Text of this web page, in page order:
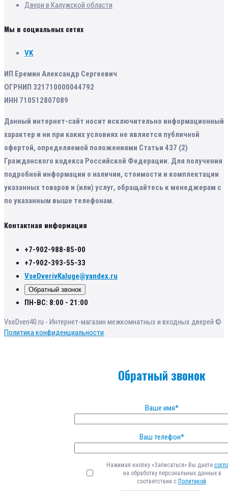
Двери в Калужской области
Мы в социальных сетях
VK
ИП Еремин Александр Сергеевич
ОГРНИП 321710000044792
ИНН 710512807089
Данный интернет-сайт носит исключительно информационный
характер и ни при каких условиях не является публичной
офертой, определяемой положениями Статьи 437 (2)
Гражданского кодекса Российской Федерации. Для получения
подробной информации о наличии, стоимости и комплектации
указанных товаров и (или) услуг, обращайтесь к менеджерам с
по указанным выше телефонам.
Контактная информация
+7-902-988-85-00
+7-902-393-55-33
VseDverivKaluge@yandex.ru
Обратный звонок
ПН-ВС: 8:00 - 21:00
VseDveri40.ru - Интернет-магазин межкомнатных и входных дверей ©
Политика конфиденциальности.
Обратный звонок
Ваше имя*
Ваш телефон*
Нажимая кнопку «Записаться» Вы даете
на обработку персональных данных в
соответствии с Политикой.